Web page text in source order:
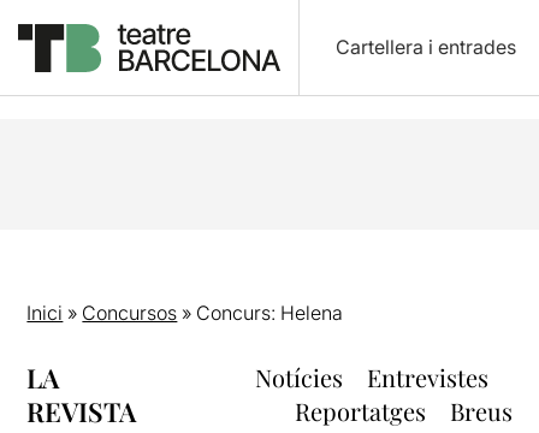
Cartellera i entrades
Inici » Concursos » Concurs: Helena
LA
REVISTA
Notícies
Entrevistes
Reportatges
Breus